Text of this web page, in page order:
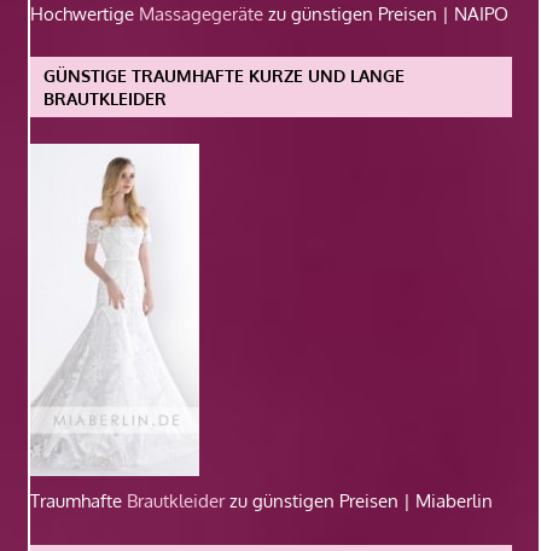
Hochwertige Massagegeräte zu günstigen Preisen | NAIPO
GÜNSTIGE TRAUMHAFTE KURZE UND LANGE
BRAUTKLEIDER
Traumhafte Brautkleiderzu günstigen Preisen | Miaberlin